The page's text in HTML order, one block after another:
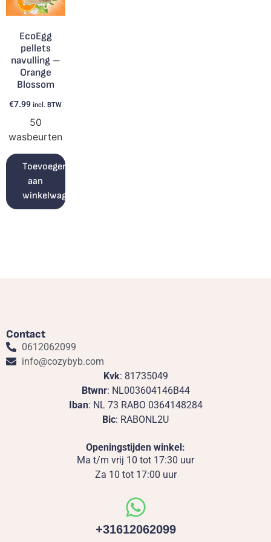
EcoEgg
pellets
navulling –
Orange
Blossom
€7.99 incl. BTW
50
wasbeurten
Toevoegen
aan
winkelwagen
Contact
0612062099
info@cozybyb.com
Kvk: 81735049
Btwnr: NL003604146B44
Iban: NL 73 RABO 0364148284
Bic: RABONL2U
Openingstijden winkel:
Ma t/m vrij 10 tot 17:30 uur
Za 10 tot 17:00 uur
+31612062099